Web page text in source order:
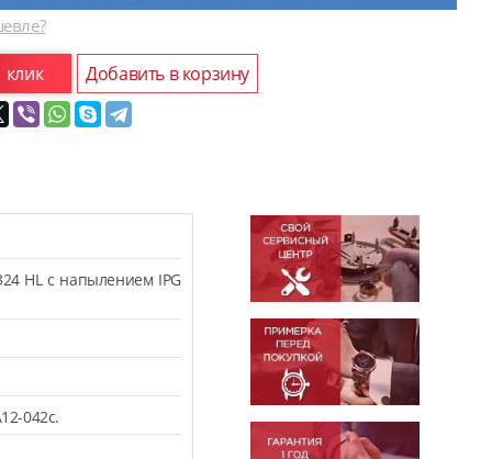
клик Добавить в корзину
HL с напылением IPG
042c.